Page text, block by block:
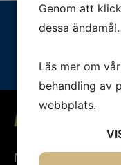
Vill du
Adress
Mickes Motor
Genom att
dessa ändamål.
Läs mer om
behandling av
webbplats.